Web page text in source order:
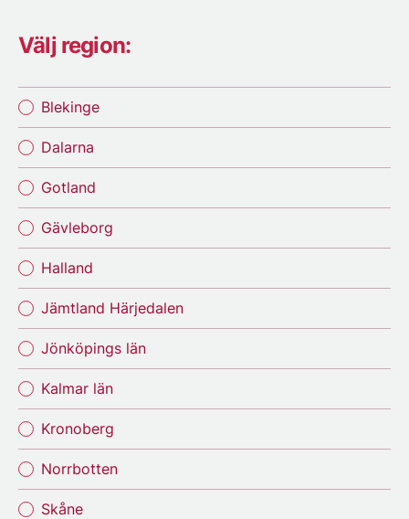
Välj region:
Blekinge
Dalarna
Gotland
Gävleborg
Halland
Jämtland Härjedalen
Jönköpings län
Kalmar län
Kronoberg
Norrbotten
Skåne